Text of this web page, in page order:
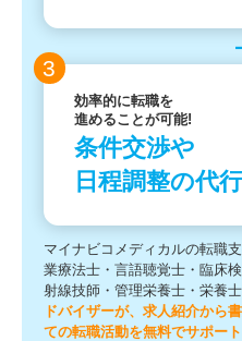
3
効率的に転職を
進めることが可能!
条件交渉や
日程調整の代行
マイナビコメディカルの転職
業療法士・言語聴覚士・臨床
射線技師・管理栄養士・栄養
ドバイザーが、求人紹介から
ての転職活動を無料でサポート